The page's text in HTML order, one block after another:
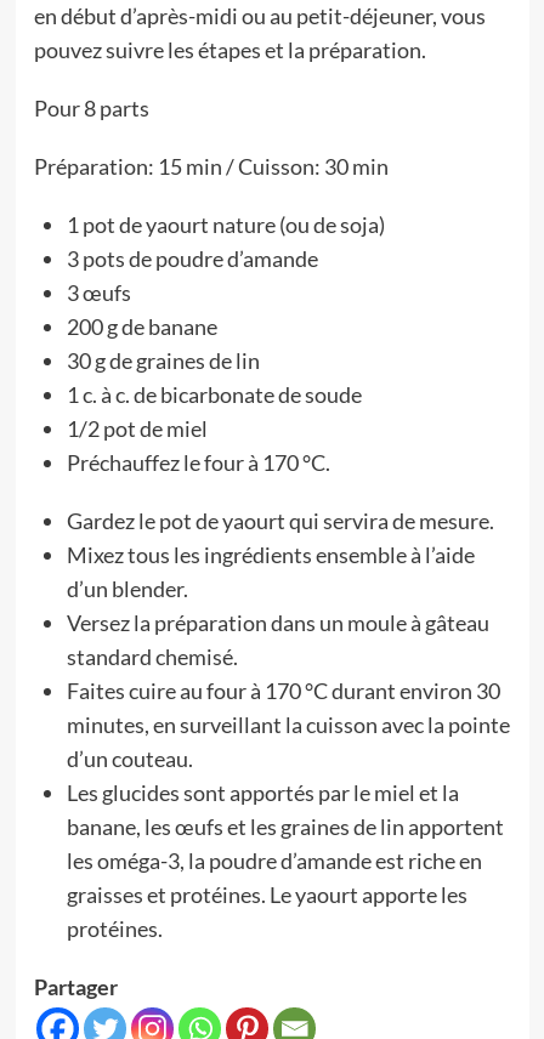
en début d’après-midi ou au petit-déjeuner, vous
pouvez suivre les étapes et la préparation.
Pour 8 parts
Préparation: 15 min / Cuisson: 30 min
1 pot de yaourt nature (ou de soja)
3 pots de poudre d’amande
3 œufs
200 g de banane
30 g de graines de lin
1 c. à c. de bicarbonate de soude
1/2 pot de miel
Préchauffez le four à 170 °C.
Gardez le pot de yaourt qui servira de mesure.
Mixez tous les ingrédients ensemble à l’aide
d’un blender.
Versez la préparation dans un moule à gâteau
standard chemisé.
Faites cuire au four à 170 °C durant environ 30
minutes, en surveillant la cuisson avec la pointe
d’un couteau.
Les glucides sont apportés par le miel et la
banane, les œufs et les graines de lin apportent
les oméga-3, la poudre d’amande est riche en
graisses et protéines. Le yaourt apporte les
protéines.
Partager